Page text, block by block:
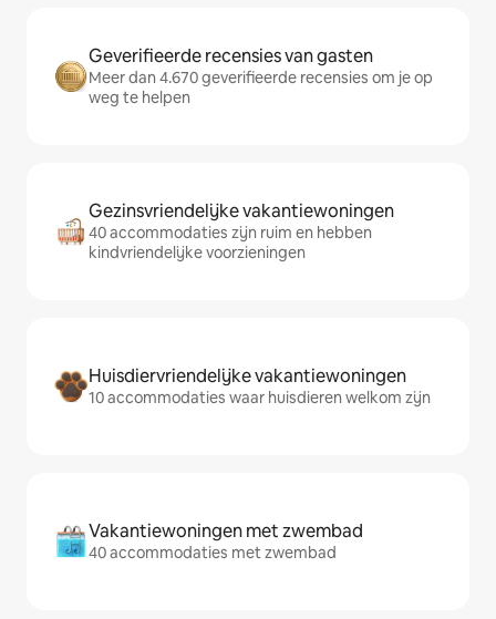
Geverifieerde recensies van gasten
Meer dan 4.670 geverifieerde recensies om je op
weg te helpen
Gezinsvriendelijke vakantiewoningen
40 accommodaties zijn ruim en hebben
kindvriendelijke voorzieningen
Huisdiervriendelijke vakantiewoningen
10 accommodaties waar huisdieren welkom zijn
Vakantiewoningen met zwembad
40 accommodaties met zwembad